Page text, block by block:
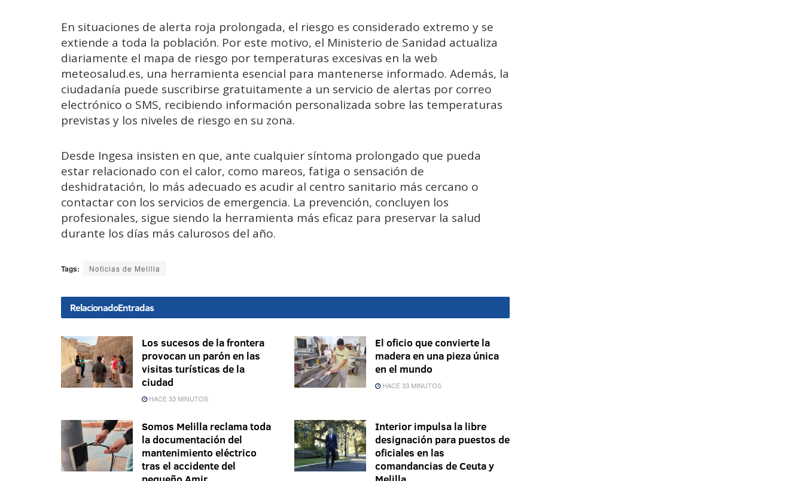
En situaciones de alerta roja prolongada, el riesgo es considerado extremo y se
extiende a toda la población. Por este motivo, el Ministerio de Sanidad actualiza
diariamente el mapa de riesgo por temperaturas excesivas en la web
meteosalud.es, una herramienta esencial para mantenerse informado. Además, la
ciudadanía puede suscribirse gratuitamente a un servicio de alertas por correo
electrónico o SMS, recibiendo información personalizada sobre las temperaturas
previstas y los niveles de riesgo en su zona.
Desde Ingesa insisten en que, ante cualquier síntoma prolongado que pueda
estar relacionado con el calor, como mareos, fatiga o sensación de
deshidratación, lo más adecuado es acudir al centro sanitario más cercano o
contactar con los servicios de emergencia. La prevención, concluyen los
profesionales, sigue siendo la herramienta más eficaz para preservar la salud
durante los días más calurosos del año.
Tags: Noticias de Melilla
RelacionadoEntradas
Los sucesos de la frontera
provocan un parón en las
visitas turísticas de la
ciudad
HACE 33 MINUTOS
El oficio que convierte la
madera en una pieza única
en el mundo
HACE 33 MINUTOS
Somos Melilla reclama toda
la documentación del
mantenimiento eléctrico
tras el accidente del
Interior impulsa la libre
designación para puestos de
oficiales en las
comandancias de Ceuta y